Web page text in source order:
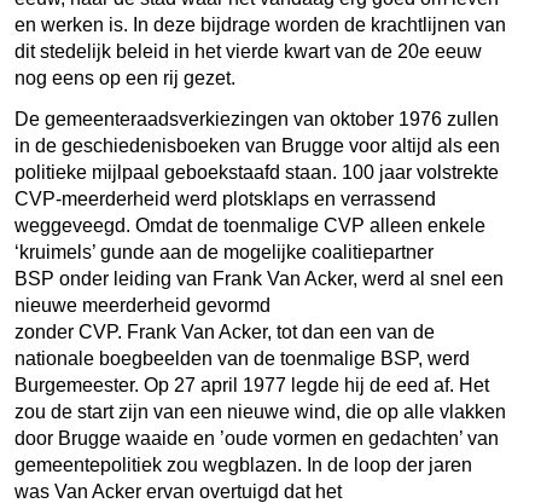
en werken is. In deze bijdrage worden de krachtlijnen van
dit stedelijk beleid in het vierde kwart van de 20e eeuw
nog eens op een rij gezet.
De gemeenteraadsverkiezingen van oktober 1976 zullen
in de geschiedenisboeken van Brugge voor altijd als een
politieke mijlpaal geboekstaafd staan. 100 jaar volstrekte
CVP-meerderheid werd plotsklaps en verrassend
weggeveegd. Omdat de toenmalige CVP alleen enkele
‘kruimels’ gunde aan de mogelijke coalitiepartner
BSP onder leiding van Frank Van Acker, werd al snel een
nieuwe meerderheid gevormd
zonder CVP. Frank Van Acker, tot dan een van de
nationale boegbeelden van de toenmalige BSP, werd
Burgemeester. Op 27 april 1977 legde hij de eed af. Het
zou de start zijn van een nieuwe wind, die op alle vlakken
door Brugge waaide en ’oude vormen en gedachten’ van
gemeentepolitiek zou wegblazen. In de loop der jaren
was Van Acker ervan overtuigd dat het